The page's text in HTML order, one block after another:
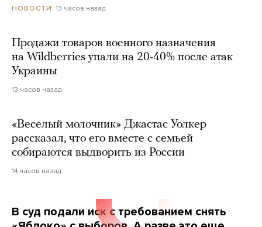
НОВОСТИ 13 часов назад
Продажи товаров военного назначения
на Wildberries упали на 20-40% после атак
Украины
13 часов назад
«Веселый молочник» Джастас Уолкер
рассказал, что его вместе с семьей
собираются выдворить из России
14 часов назад
В суд подали иск с требованием снять